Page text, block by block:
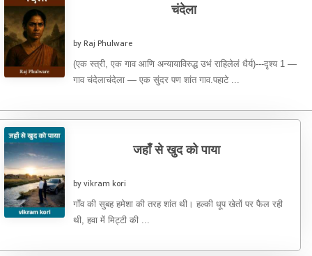
चंदेला
by Raj Phulware
(एक स्त्री, एक गाव आणि अन्यायाविरुद्ध उभं राहिलेलं धैर्य)---दृश्य 1 —
गाव चंदेलाचंदेला — एक सुंदर पण शांत गाव.पहाटे ...
जहाँ से खुद को पाया
by vikram kori
गाँव की सुबह हमेशा की तरह शांत थी। हल्की धूप खेतों पर फैल रही
थी, हवा में मिट्टी की ...